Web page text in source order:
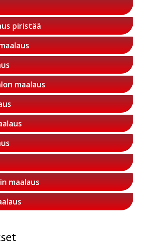
piristää
maalaus
maalaus